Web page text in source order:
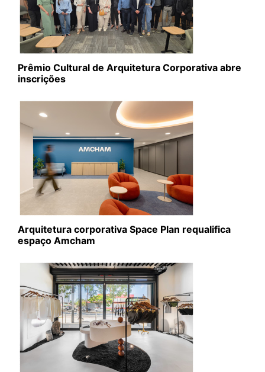
Prêmio Cultural de Arquitetura Corporativa abre
inscrições
Arquitetura corporativa Space Plan requalifica
espaço Amcham